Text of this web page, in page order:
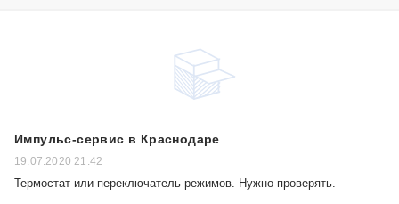
Импульс-сервис в Краснодаре
19.07.2020 21:42
Термостат или переключатель режимов. Нужно проверять.